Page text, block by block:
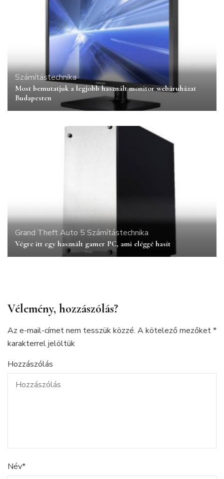
Számítástechnika
Most bemutatjuk a legjobb használt monitor webáruházat
Budapesten
Grand Theft Auto 5 Számítástechnika
Végre itt egy használt gamer PC, ami eléggé hasít
Vélemény, hozzászólás?
Az e-mail-címet nem tesszük közzé. A kötelező mezőket*
karakterrel jelöltük
Hozzászólás
Név*